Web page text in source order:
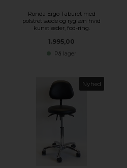
Ronda Ergo Taburet med
polstret sæde og ryglæn hvid
kunstlæder, fod-ring.
1.995,00
På lager
Nyhed